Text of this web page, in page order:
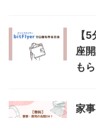
【
座
も
家